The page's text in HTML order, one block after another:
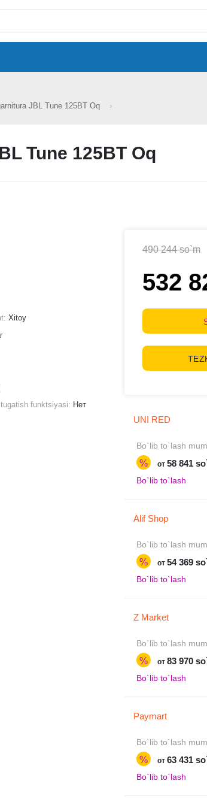
JBL Tune 125BT Oq
Tune 125BT Oq
490 244 so`m
532
UNI RED
Bo`lib to`lash
% от 58 841
Bo`lib to`lash
Alif Shop
Bo`lib to`lash
% от 54 369
Bo`lib to`lash
Z Market
Bo`lib to`lash
% от 83 970
Bo`lib to`lash
Paymart
Bo`lib to`lash
% от 63 431
Bo`lib to`lash
Xitoy
funktsiyasi: Нет